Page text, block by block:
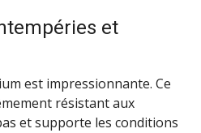
et
est impressionnante. Ce
résistant aux
et supporte les conditions